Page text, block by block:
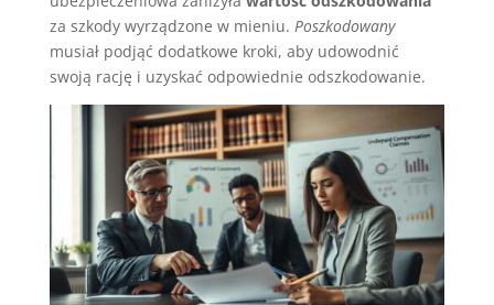
za szkody wyrządzone w mieniu. Poszkodowany
musiał podjąć dodatkowe kroki, aby udowodnić
swoją rację i uzyskać odpowiednie odszkodowanie.